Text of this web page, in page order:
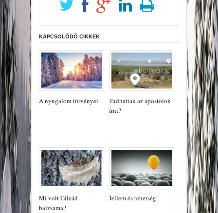
KAPCSOLÓDÓ CIKKEK
A nyugalom törvényei
Tudhattak az apostolok
írni?
Mi volt Gileád
balzsama?
Jellem és tehetség